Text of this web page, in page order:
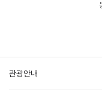
관광안내